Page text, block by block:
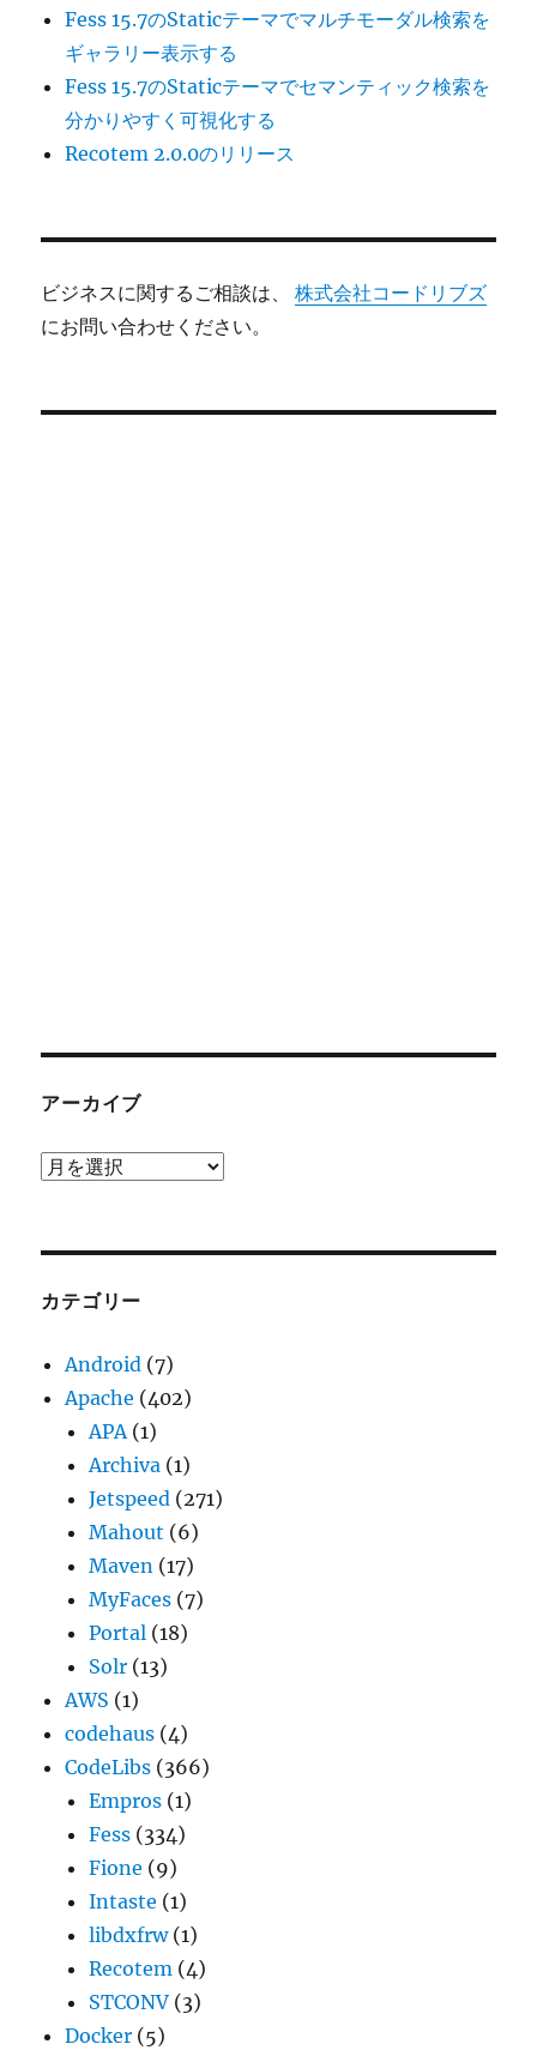
Fess 15.7のStaticテーマでマルチモーダル検索を
ギャラリー表示する
Fess 15.7のStaticテーマでセマンティック検索を
分かりやすく可視化する
Recotem 2.0.0のリリース
ビジネスに関するご相談は、株式会社コードリブズ
にお問い合わせください。
アーカイブ
ア
ブ
カテゴリー
Android (7)
Apache (402)
APA(1)
Archiva (1)
Jetspeed (271)
Mahout (6)
Maven (17)
MyFaces (7)
Portal (18)
Solr (13)
AWS (1)
codehaus (4)
CodeLibs (366)
Empros (1)
Fess (334)
Fione (9)
Intaste (1)
libdxfrw(1)
Recotem (4)
STCONV (3)
Docker (5)